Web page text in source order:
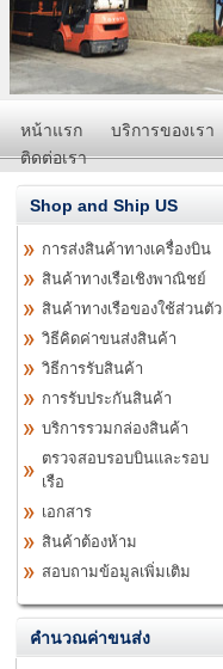
หน้าแรก บริการของเรา
ติดต่อเรา
Shop and Ship US
การส่งสินค้าทางเครื่องบิน
สินค้าทางเรือเชิงพาณิชย์
สินค้าทางเรือของใช้ส่วนตัว
วิธีคิดค่าขนส่งสินค้า
วิธีการรับสินค้า
การรับประกันสินค้า
บริการรวมกล่องสินค้า
ตรวจสอบรอบบินและรอบ
เรือ
เอกสาร
สินค้าต้องห้าม
สอบถามข้อมูลเพิ่มเติม
คำนวณค่าขนส่ง